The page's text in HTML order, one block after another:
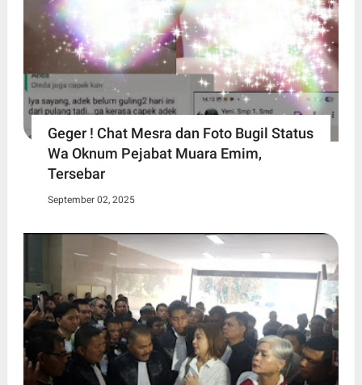
Geger ! Chat Mesra dan Foto Bugil Status
Wa Oknum Pejabat Muara Emim,
Tersebar
September 02, 2025